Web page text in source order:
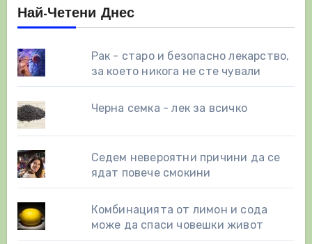
Най-Четени Днес
Рак - старо и безопасно лекарство,
за което никога не сте чували
Черна семка - лек за всичко
Седем невероятни причини да се
ядат повече смокини
Комбинацията от лимон и сода
може да спаси човешки живот